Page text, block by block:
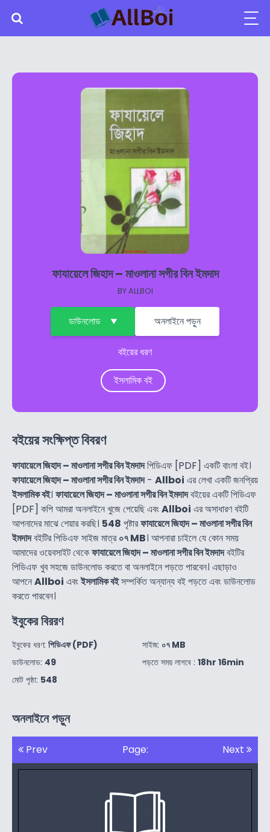
ফাযায়েলে জিহাদ – মাওলানা সগীর বিন ইমদাদ
BYALLBOI
ডাউনলোড অনলাইনে পড়ুন
বইয়ের ধরণ
ইসলামিক বই
বইয়ের সংক্ষিপ্ত বিবরণ
ফাযায়েলে জিহাদ – মাওলানা সগীর বিন ইমদাদপিডিএফ [PDF] একটি বাংলা বই।
ফাযায়েলে জিহাদ – মাওলানা সগীর বিন ইমদাদ- Allboi এর লেখা একটি জনপ্রিয়
ইসলামিক বই। ফাযায়েলে জিহাদ – মাওলানা সগীর বিন ইমদাদবইয়ের একটি পিডিএফ
[PDF] কপি আমরা অনলাইনে খুজে পেয়েছি এবংAllboi এর অসাধারণ বইটি
আপনাদের মাঝে শেয়ার করছি। 548 পৃষ্টারফাযায়েলে জিহাদ – মাওলানা সগীর বিন
ইমদাদবইটির পিডিএফ সাইজ মাত্র০৭ MB। আপনারা চাইলে যে কোন সময়
আমাদের ওয়েবসাইট থেকেফাযায়েলে জিহাদ – মাওলানা সগীর বিন ইমদাদবইটির
পিডিএফ খুব সহজে ডাউনলোড করতে বা অনলাইনে পড়তে পারবেন। এছাড়াও
আপনেAllboi এবংইসলামিক বইসম্পর্কিত অন্যান্য বই পড়তে এবং ডাউনলোড
করতে পারবেন।
ইবুকের বিররণ
ইবুকের ধরণ: পিডিএফ (PDF)
ডাউনলোড: 49
মোট পৃষ্ঠা: 548
সাইজ: ০৭ MB
পড়তে সময় লাগবে : 18hr 16min
অনলাইনে পড়ুন
Prev Page: Next